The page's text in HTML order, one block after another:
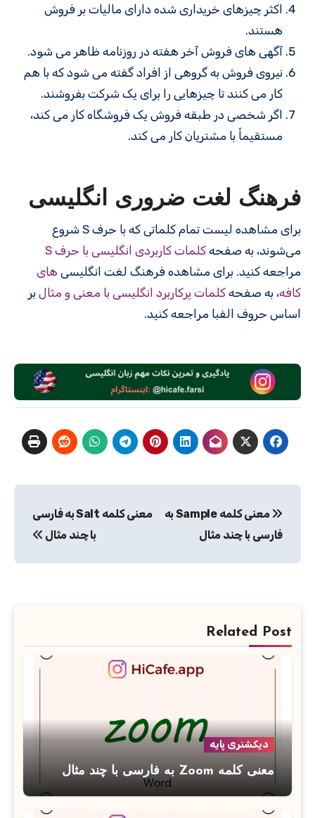
اکثر چیزهای خریداری شده دارای مالیات بر فروش
هستند.
آگهی های فروش آخر هفته در روزنامه ظاهر می شود.
نیروی فروش به گروهی از افراد گفته می شود که با هم
کار می کنند تا چیزهایی را برای یک شرکت بفروشند.
اگر شخصی در طبقه فروش یک فروشگاه کار می کند،
مستقیماً با مشتریان کار می کند.
فرهنگ لغت ضروری انگلیسی
برای مشاهده لیست تمام کلماتی که با حرف S شروع
می‌شوند، به صفحه کلمات کاربردی انگلیسی با حرف S
مراجعه کنید. برای مشاهده فرهنگ لغت انگلیسی های
کافه، به صفحه کلمات پرکاربرد انگلیسی با معنی و مثال بر
اساس حروف الفبا مراجعه کنید.
نوشته
معنی کلمه Sample به
فارسی با چند مثال
معنی کلمه Salt به فارسی
با چند مثال
Related Post
دیکشنری پایه
معنی کلمه Zoom به فارسی با چند مثال